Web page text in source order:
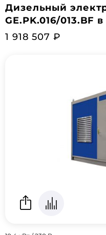
Дизельный
GE.PK.016/013.BF
1 918 507 ₽